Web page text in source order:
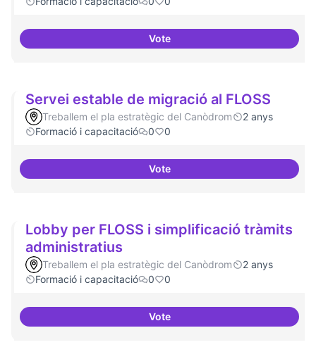
VoteEstablir les àrees o temàtiques
Servei estable de migració al FLOSS
Treballem el pla estratègic del Canòdrom
2 anys
Formació i capacitació
0 0
VoteServei estable de migració al
Lobby per FLOSS i simplificació tràmits
administratius
Treballem el pla estratègic del Canòdrom
2 anys
Formació i capacitació
0 0
VoteLobby per FLOSS i